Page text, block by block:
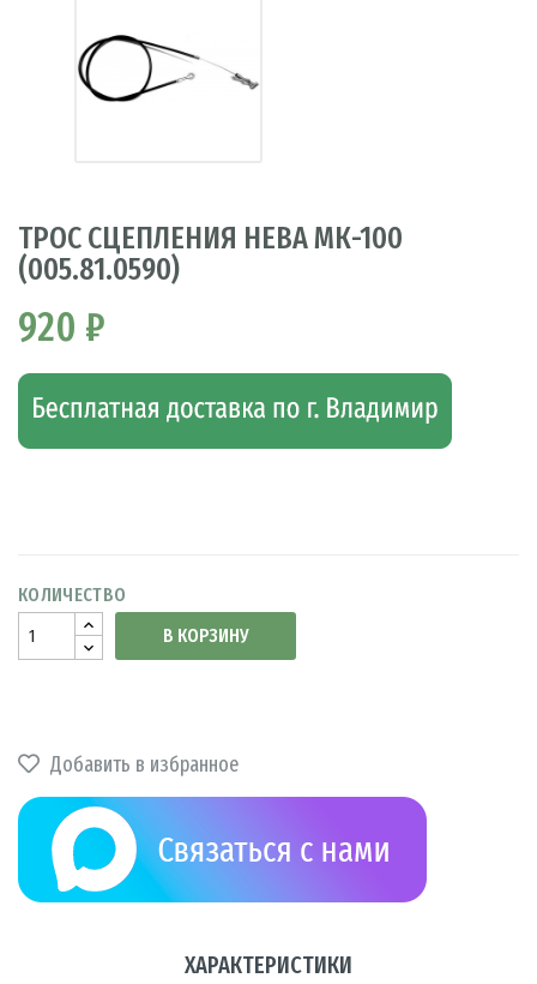
ТРОС СЦЕПЛЕНИЯ НЕВА МК-100
(005.81.0590)
920 ₽
КОЛИЧЕСТВО
В КОРЗИНУ
Добавить в избранное
ХАРАКТЕРИСТИКИ